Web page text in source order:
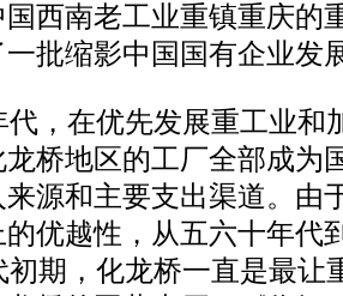
国西南老工业重镇重庆
批缩影中国国有企业发
在优先发展重工业和
桥地区的工厂全部成为
源和主要支出渠道。由
优越性，从五六十年代
初期，化龙桥一直是最让